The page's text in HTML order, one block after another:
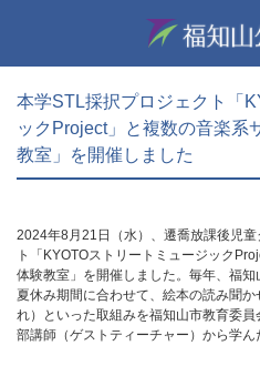
本学STL採択プロジェクト「
ックProject」と複数の音楽系
教室」を開催しました
2024年8月21日（水）、遷喬放課後児
ト「KYOTOストリートミュージック
体験教室」を開催しました。毎年、福知
夏休み期間に合わせて、絵本の読み聞
れ）といった取組みを福知山市教育委
部講師（ゲストティーチャー）から学ん